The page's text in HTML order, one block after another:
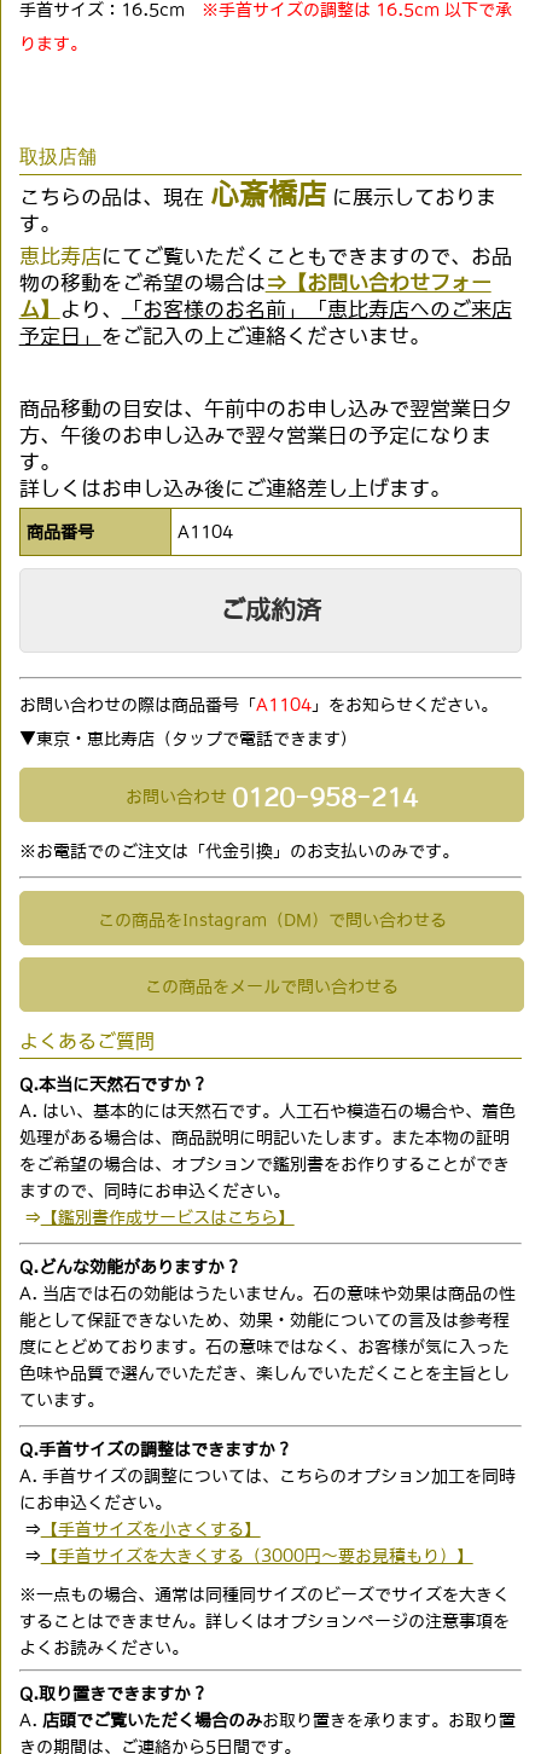
手首サイズ：16.5cm ※手首サイズの調整は 16.5cm 以下で承
ります。
取扱店舗
こちらの品は、現在 心斎橋店に展示しておりま
す。
恵比寿店にてご覧いただくこともできますので、お品
物の移動をご希望の場合は⇒【お問い合わせフォー
ム】
より、
「お客様のお名前」「恵比寿店へのご来店
予定日」 をご記入の上ご連絡くださいませ。
商品移動の目安は、午前中のお申し込みで翌営業日夕
方、午後のお申し込みで翌々営業日の予定になりま
す。
詳しくはお申し込み後にご連絡差し上げます。
商品番号 A1104
ご成約済
お問い合わせの際は商品番号「 A1104」をお知らせください。
▼東京・恵比寿店（タップで電話できます)
お問い合わせ 0120-958-214
※お電話でのご注文は「代金引換」のお支払いのみです。
この商品をInstagram（DM）で問い合わせる
この商品をメールで問い合わせる
よくあるご質問
Q.本当に天然石ですか？
A. はい、基本的には天然石です。人工石や模造石の場合や、着色
処理がある場合は、商品説明に明記いたします。また本物の証明
をご希望の場合は、オプションで鑑別書をお作りすることができ
ますので、同時にお申込ください。
⇒ 【鑑別書作成サービスはこちら】
Q.どんな効能がありますか？
A. 当店では石の効能はうたいません。石の意味や効果は商品の性
能として保証できないため、効果・効能についての言及は参考程
度にとどめております。石の意味ではなく、お客様が気に入った
色味や品質で選んでいただき、楽しんでいただくことを主旨とし
ています。
Q.手首サイズの調整はできますか？
A. 手首サイズの調整については、こちらのオプション加工を同時
にお申込ください。
⇒ 【手首サイズを小さくする】
⇒ 【手首サイズを大きくする（3000円〜要お見積もり）】
※一点もの場合、通常は同種同サイズのビーズでサイズを大きく
することはできません。詳しくはオプションページの注意事項を
よくお読みください。
Q.取り置きできますか？
A. 店頭でご覧いただく場合のみお取り置きを承ります。お取り置
きの期間は、ご連絡から5日間です。